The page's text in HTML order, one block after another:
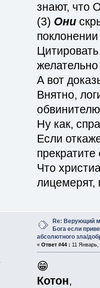
знают, что
(3) Они
А вот
Внятно,
Ну как,
Если
Что
лицемерят,
Re: Верующий
Бога если
абсолютного зла/
« Ответ #44 : 11 Январь,
😁
Котон,